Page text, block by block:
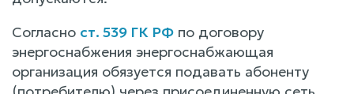
Согласно ст. 539 ГК РФ по договору
энергоснабжения энергоснабжающая
организация обязуется подавать абоненту